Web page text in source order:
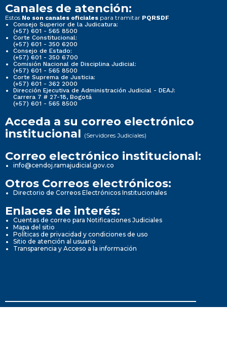
Canales de atención:
Estos No son canales oficiales para tramitar PQRSDF
Consejo Superior de la Judicatura:
(+57) 601 - 565 8500
Corte Constitucional:
(+57) 601 - 350 6200
Consejo de Estado:
(+57) 601 - 350 6700
Comisión Nacional de Disciplina Judicial:
(+57) 601 - 565 8500
Corte Suprema de Justicia:
(+57) 601 - 362 2000
Dirección Ejecutiva de Administración Judicial - DEAJ:
Carrera 7 # 27-18, Bogotá
(+57) 601 - 565 8500
Acceda a su correo electrónico
institucional (Servidores Judiciales)
Correo electrónico institucional:
info@cendoj.ramajudicial.gov.co
Otros Correos electrónicos:
Directorio de Correos Electrónicos Institucionales
Enlaces de interés:
Cuentas de correo para Notificaciones Judiciales
Mapa del sitio
Políticas de privacidad y condiciones de uso
Sitio de atención al usuario
Transparencia y Acceso a la información